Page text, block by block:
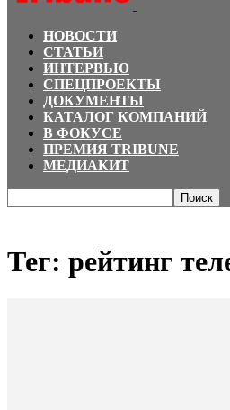
НОВОСТИ
СТАТЬИ
ИНТЕРВЬЮ
СПЕЦПРОЕКТЫ
ДОКУМЕНТЫ
КАТАЛОГ КОМПАНИЙ
В ФОКУСЕ
ПРЕМИЯ TRIBUNE
МЕДИАКИТ
Тег: рейтинг